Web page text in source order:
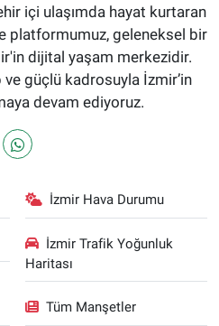
içi ulaşımda hayat kurtaran
platformumuz, geleneksel bir
dijital yaşam merkezidir.
ve güçlü kadrosuyla İzmir’in
devam ediyoruz.
İzmir Hava Durumu
İzmir Trafik Yoğunluk
Haritası
Tüm Manşetler